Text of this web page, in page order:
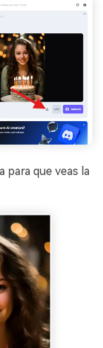
para que veas la